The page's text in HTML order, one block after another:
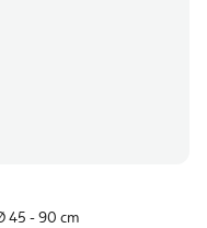
45 - 90 cm